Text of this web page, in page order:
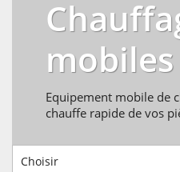
mobiles
Equipement mobile de
chauffe rapide de vos
Choisir